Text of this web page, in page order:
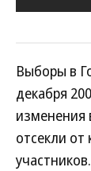
Выборы в
декабря
изменения
отсекли